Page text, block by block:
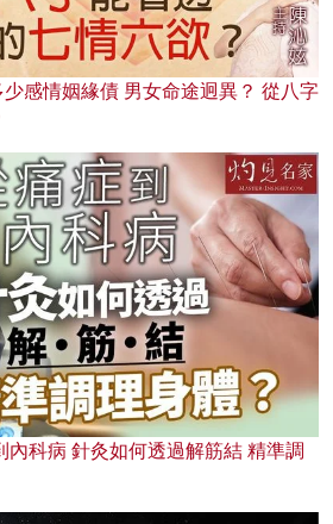
感情姻緣債 男女命途迥異？ 從八字
內科病 針灸如何透過解筋結 精準調